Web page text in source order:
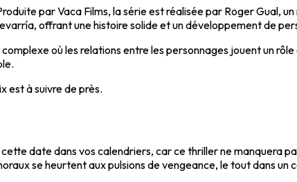
par Vaca Films, la série est réalisée par Roger Gual,
, offrant une histoire solide et un développement de
où les relations entre les personnages jouent un
est à suivre de près.
date dans vos calendriers, car ce thriller ne manquera
se heurtent aux pulsions de vengeance, le tout dans un